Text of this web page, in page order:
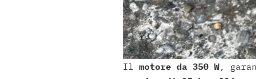
Il motore da 350 W,